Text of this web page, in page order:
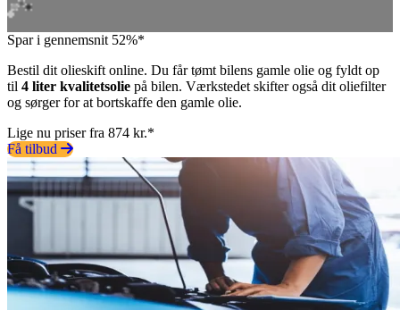
Spar i gennemsnit 52%*
Bestil dit olieskift online. Du får tømt bilens gamle olie og fyldt op
til 4 liter kvalitetsolie på bilen. Værkstedet skifter også dit oliefilter
og sørger for at bortskaffe den gamle olie.
Lige nu priser fra 874 kr.*
Få tilbud